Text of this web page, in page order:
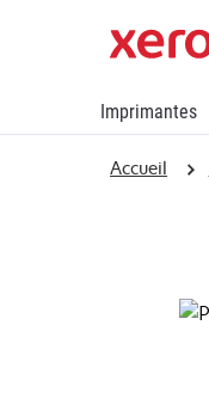
Imprimantes
Accueil